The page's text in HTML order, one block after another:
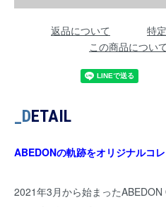
返品について
特
この商品につい
_DETAIL
ABEDONの軌跡をオリジナルコ
2021年3月から始まった